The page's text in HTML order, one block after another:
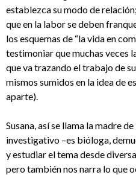
establezca su modo de
que en la labor se deben
los esquemas de “la vida en
testimoniar que muchas veces
que va trazando el trabajo de
mismos sumidos en la idea de
aparte).
Susana, así se llama la madre
investigativo –es bióloga,
y estudiar el tema desde
pero también nos narra lo que